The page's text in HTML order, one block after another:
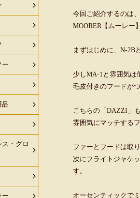
今回ご紹介するのは
MOORER【ムーレー
まずはじめに、N-2B
少しMA-1と雰囲気は
毛皮付きのフードが
こちらの「DAZZI」
雰囲気にマッチする
ファーとフードは取
次にフライトジャケ
す。
オーセンティックで
ー
品
・グロ
ー